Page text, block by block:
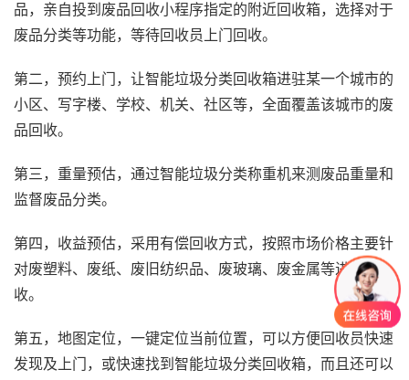
品，亲自投到废品回收小程序指定的附近回收箱，选择对于
废品分类等功能，等待回收员上门回收。
第二，预约上门，让智能垃圾分类回收箱进驻某一个城市的
小区、写字楼、学校、机关、社区等，全面覆盖该城市的废
品回收。
第三，重量预估，通过智能垃圾分类称重机来测废品重量和
监督废品分类。
第四，收益预估，采用有偿回收方式，按照市场价格主要针
对废塑料、废纸、废旧纺织品、废玻璃、废金属等进行回
收。
第五，地图定位，一键定位当前位置，可以方便回收员快速
发现及上门，或快速找到智能垃圾分类回收箱，而且还可以